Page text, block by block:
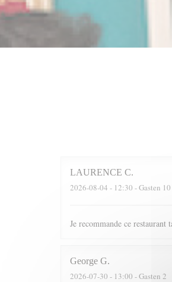
LAURENCE C
2026-08-04 - 12:30 - Gasten 10
Je recommande ce
George G
2026-07-30 - 13:00 - Gasten 2